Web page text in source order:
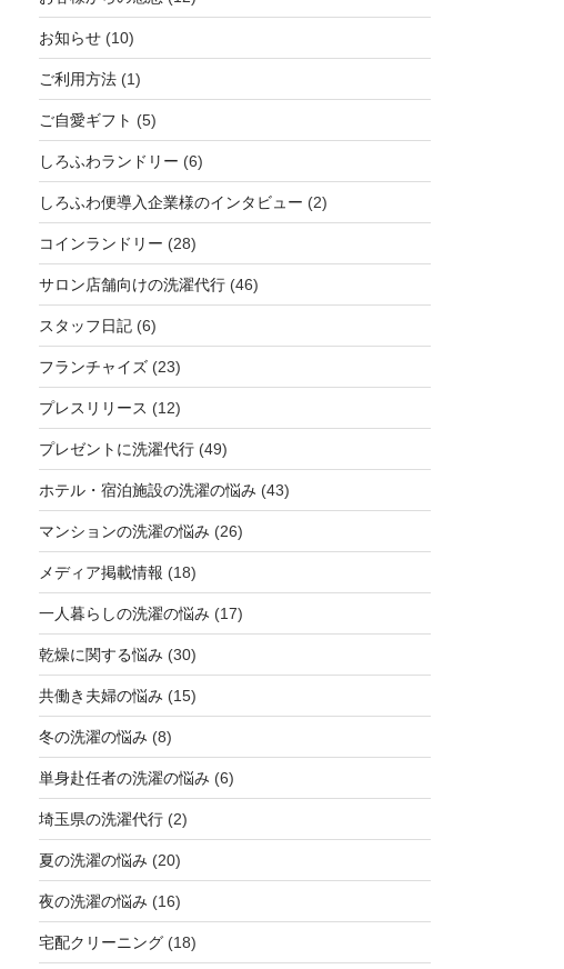
お知らせ(10)
ご利用方法(1)
ご自愛ギフト (5)
しろふわランドリー (6)
しろふわ便導入企業様のインタビュー (2)
コインランドリー (28)
サロン店舗向けの洗濯代行(46)
スタッフ日記(6)
フランチャイズ(23)
プレスリリース (12)
プレゼントに洗濯代行(49)
ホテル・宿泊施設の洗濯の悩み (43)
マンションの洗濯の悩み (26)
メディア掲載情報 (18)
一人暮らしの洗濯の悩み (17)
乾燥に関する悩み (30)
共働き夫婦の悩み (15)
冬の洗濯の悩み (8)
単身赴任者の洗濯の悩み (6)
埼玉県の洗濯代行(2)
夏の洗濯の悩み (20)
夜の洗濯の悩み (16)
宅配クリーニング(18)